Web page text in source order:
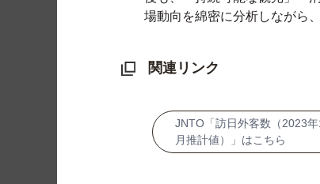
場動向を綿密に分析しながら
関連リンク
JNTO「訪日外客数（2023年
月推計値）」はこちら